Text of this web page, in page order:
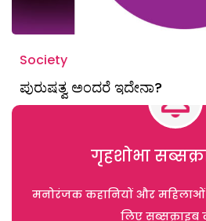
Society
ಪುರುಷತ್ವ ಅಂದರೆ ಇದೇನಾ?
गृहशोभा
मनोरंजक कहानियों और
लिए सब्सक्राइब